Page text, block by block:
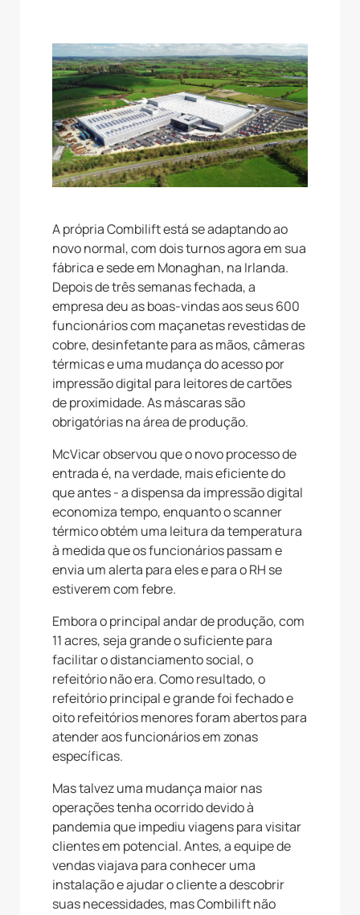
A própria Combilift está se adaptando ao
novo normal, com dois turnos agora em sua
fábrica e sede em Monaghan, na Irlanda.
Depois de três semanas fechada, a
empresa deu as boas-vindas aos seus 600
funcionários com maçanetas revestidas de
cobre, desinfetante para as mãos, câmeras
térmicas e uma mudança do acesso por
impressão digital para leitores de cartões
de proximidade. As máscaras são
obrigatórias na área de produção.
McVicar observou que o novo processo de
entrada é, na verdade, mais eficiente do
que antes - a dispensa da impressão digital
economiza tempo, enquanto o scanner
térmico obtém uma leitura da temperatura
à medida que os funcionários passam e
envia um alerta para eles e para o RH se
estiverem com febre.
Embora o principal andar de produção, com
11 acres, seja grande o suficiente para
facilitar o distanciamento social, o
refeitório não era. Como resultado, o
refeitório principal e grande foi fechado e
oito refeitórios menores foram abertos para
atender aos funcionários em zonas
específicas.
Mas talvez uma mudança maior nas
operações tenha ocorrido devido à
pandemia que impediu viagens para visitar
clientes em potencial. Antes, a equipe de
vendas viajava para conhecer uma
instalação e ajudar o cliente a descobrir
suas necessidades, mas Combilift não